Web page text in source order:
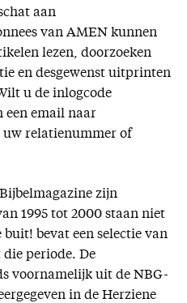
aan
van AMEN kunnen
lezen, doorzoeken
en desgewenst uitprinten
u de inlogcode
een email naar
uw relatienummer of
zijn
1995 tot 2000 staan niet
bevat een selectie van
periode. De
voornamelijk uit de NBG-
in de Herziene